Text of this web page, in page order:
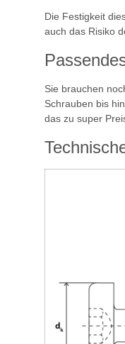
Die Festigkeit
auch das Risiko
Sie brauchen
Schrauben bis
das zu super